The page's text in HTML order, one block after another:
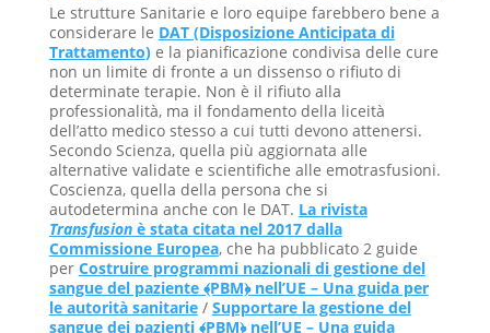
Le strutture Sanitarie e loro equipe farebbero bene a
considerare le DAT (Disposizione Anticipata di
Trattamento)e la pianificazione condivisa delle cure
non un limite di fronte a un dissenso o rifiuto di
determinate terapie. Non è il rifiuto alla
professionalità, ma il fondamento della liceità
dell’atto medico stesso a cui tutti devono attenersi.
Secondo Scienza, quella più aggiornata alle
alternative validate e scientifiche alle emotrasfusioni.
Coscienza, quella della persona che si
autodetermina anche con le DAT. La rivista
Transfusionè stata citata nel 2017 dalla
Commissione Europea,che ha pubblicato 2 guide
per Costruire programmi nazionali di gestione del
sangue del paziente ﴾PBM﴿ nell’UE – Una guida per
le autorità sanitarie/ Supportare la gestione del
sangue dei pazienti ﴾PBM﴿ nell’UE – Una guida